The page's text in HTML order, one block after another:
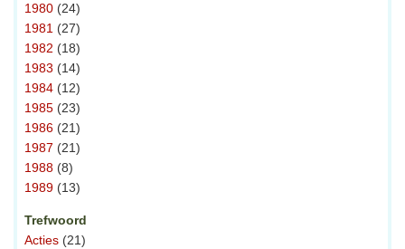
1980 (24)
1981 (27)
1982 (18)
1983 (14)
1984 (12)
1985 (23)
1986 (21)
1987 (21)
1988 (8)
1989 (13)
Trefwoord
Acties (21)